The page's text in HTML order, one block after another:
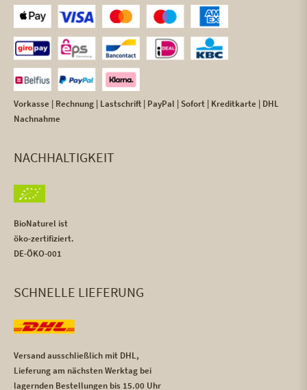
Vorkasse | Rechnung | Lastschrift | PayPal | Sofort | Kreditkarte | DHL
Nachnahme
NACHHALTIGKEIT
BioNaturel ist
öko-zertifiziert.
DE-ÖKO-001
SCHNELLE LIEFERUNG
Versand ausschließlich mit DHL,
Lieferung am nächsten Werktag bei
lagernden Bestellungen bis 15.00 Uhr